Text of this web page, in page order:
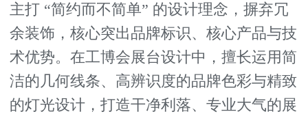
主打 “简约而不简单” 的设计理念，摒弃冗
余装饰，核心突出品牌标识、核心产品与技
术优势。在工博会展台设计中，擅长运用简
洁的几何线条、高辨识度的品牌色彩与精致
的灯光设计，打造干净利落、专业大气的展